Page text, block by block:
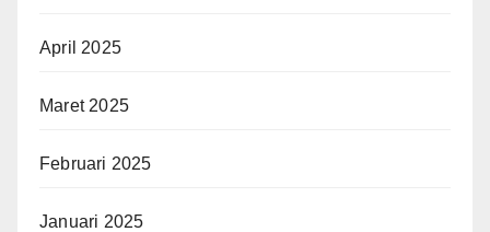
April 2025
Maret 2025
Februari 2025
Januari 2025